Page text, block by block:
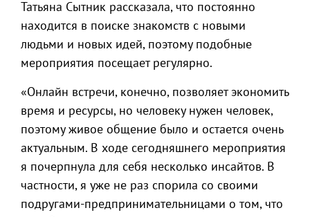
Татьяна Сытник рассказала, что постоянно
находится в поиске знакомств с новыми
людьми и новых идей, поэтому подобные
мероприятия посещает регулярно.
«Онлайн встречи, конечно, позволяет экономить
время и ресурсы, но человеку нужен человек,
поэтому живое общение было и остается очень
актуальным. В ходе сегодняшнего мероприятия
я почерпнула для себя несколько инсайтов. В
частности, я уже не раз спорила со своими
подругами-предпринимательницами о том, что